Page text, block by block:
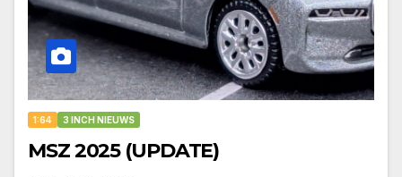
1:64 3 INCH NIEUWS
MSZ 2025 (UPDATE)